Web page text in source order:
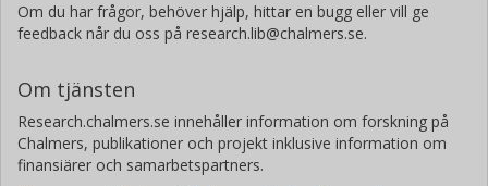
Om du har frågor, behöver hjälp, hittar en bugg eller vill ge
feedback når du oss på research.lib@chalmers.se.
Om tjänsten
Research.chalmers.se innehåller information om forskning på
Chalmers, publikationer och projekt inklusive information om
finansiärer och samarbetspartners.